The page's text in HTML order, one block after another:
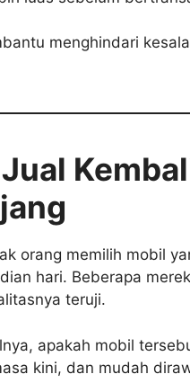
menghindari
orang memilih mobil
hari. Beberapa
teruji.
apakah mobil
kini, dan mudah